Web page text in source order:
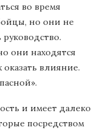
во время
но они не
они находятся
влияние.
и имеет далеко
посредством